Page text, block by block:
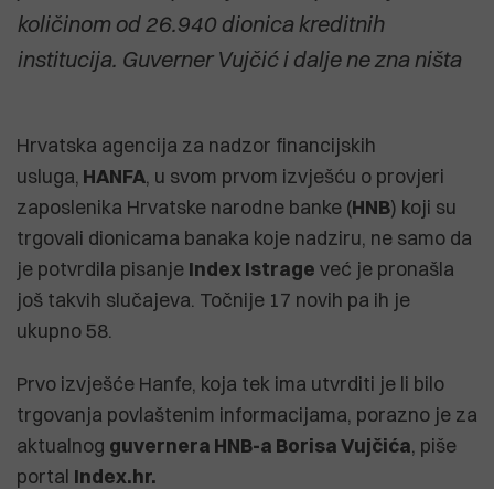
količinom od 26.940 dionica kreditnih
institucija. Guverner Vujčić i dalje ne zna ništa
Hrvatska agencija za nadzor financijskih
usluga, HANFA, u svom prvom izvješću o provjeri
zaposlenika Hrvatske narodne banke (HNB) koji su
trgovali dionicama banaka koje nadziru, ne samo da
je potvrdila pisanje Index Istrage već je pronašla
još takvih slučajeva. Točnije 17 novih pa ih je
ukupno 58.
Prvo izvješće Hanfe, koja tek ima utvrditi je li bilo
trgovanja povlaštenim informacijama, porazno je za
aktualnog guvernera HNB-a Borisa Vujčića, piše
portal Index.hr.